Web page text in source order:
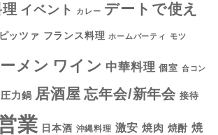
イベント カレー デートで使え
ピッツァ フランス料理 ホームパーティ モツ
メン ワイン 中華料理 個室 合コン
圧力鍋 居酒屋 忘年会/新年会 接待
業 日本酒 沖縄料理 激安 焼肉 焼酎 焼